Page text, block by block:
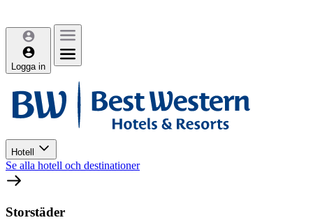
Logga in
Hotell
Se alla hotell och destinationer
Storstäder